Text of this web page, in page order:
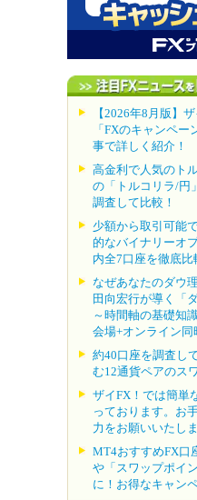
【2026年8月版】
「FXのキャンペ
事で詳しく紹介！
高金利で人気のト
の「トルコリラ/円
調査して比較！
少額から取引可能
的なバイナリーオ
内全7口座を徹底比
なぜあなたのダウ
田向宏行が導く「
～時間軸の基礎知
会場+オンライン同
約40口座を調査し
む12通貨ペアのス
ザイFX！では簡単
っております。お
力をお願いいたし
MT4おすすめFX口
や「スワップポイ
に！お得なキャン